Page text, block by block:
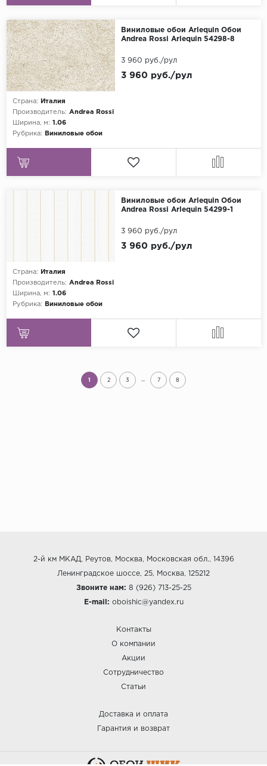
Виниловые обои Arlequin Обои
Andrea Rossi Arlequin 54298-8
Страна:
Италия
Производитель: Andrea Rossi
Ширина, м: 1.06
Рубрика:
Виниловые обои
3 960 руб./рул
3 960 руб./рул
Виниловые обои Arlequin Обои
Andrea Rossi Arlequin 54299-1
Страна:
Италия
Производитель: Andrea Rossi
Ширина, м: 1.06
Рубрика:
Виниловые обои
3 960 руб./рул
3 960 руб./рул
1 2 3 7 8
2-й км МКАД, Реутов, Москва, Московская обл., 14396
Ленинградское шоссе, 25, Москва, 125212
Звоните нам: 8 (926) 713-25-25
E-mail: oboishic@yandex.ru
Контакты
О компании
Акции
Сотрудничество
Статьи
Доставка и оплата
Гарантия и возврат